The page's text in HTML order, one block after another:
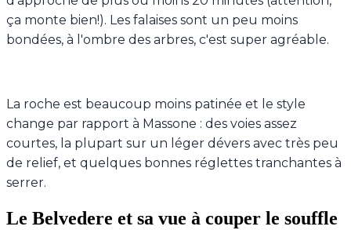
ça monte bien!). Les falaises sont un peu moins
bondées, à l'ombre des arbres, c'est super agréable.
La roche est beaucoup moins patinée et le style
change par rapport à Massone : des voies assez
courtes, la plupart sur un léger dévers avec très peu
de relief, et quelques bonnes réglettes tranchantes à
serrer.
Le Belvedere et sa vue à couper le souffle